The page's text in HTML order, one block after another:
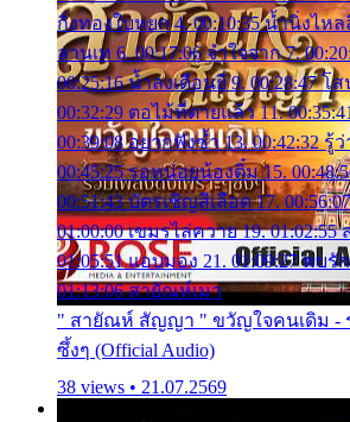
กิ่งทองใบหยก 4. 00:10:35 น้ำนิ่งไหล
ลานเท 6. 00:17:06 จำใจจาก 7.
00:25:16 น้ำลงเดือนยี่ 9. 00:28:47 โ
00:32:29 ตอไม้ที่ตายแล้ว 11.
00:39:08 อยากฟังซ้ำ 13. 00:42:32 รู้
00:45:25 รอหน่อยน้องติ๋ม 15.
00:51:43 บัตรเชิญสีเลือด 17.
01:00:00 เขมรไล่ควาย 19.
01:05:51 แอบมอง 21. 01:09:27 พบ
01:13:06 สายัณห์เมา
" สายัณห์ สัญญา " ขวัญใจคนเดิม - ร
ซึ้งๆ (Official Audio)
38 views • 21.07.2569